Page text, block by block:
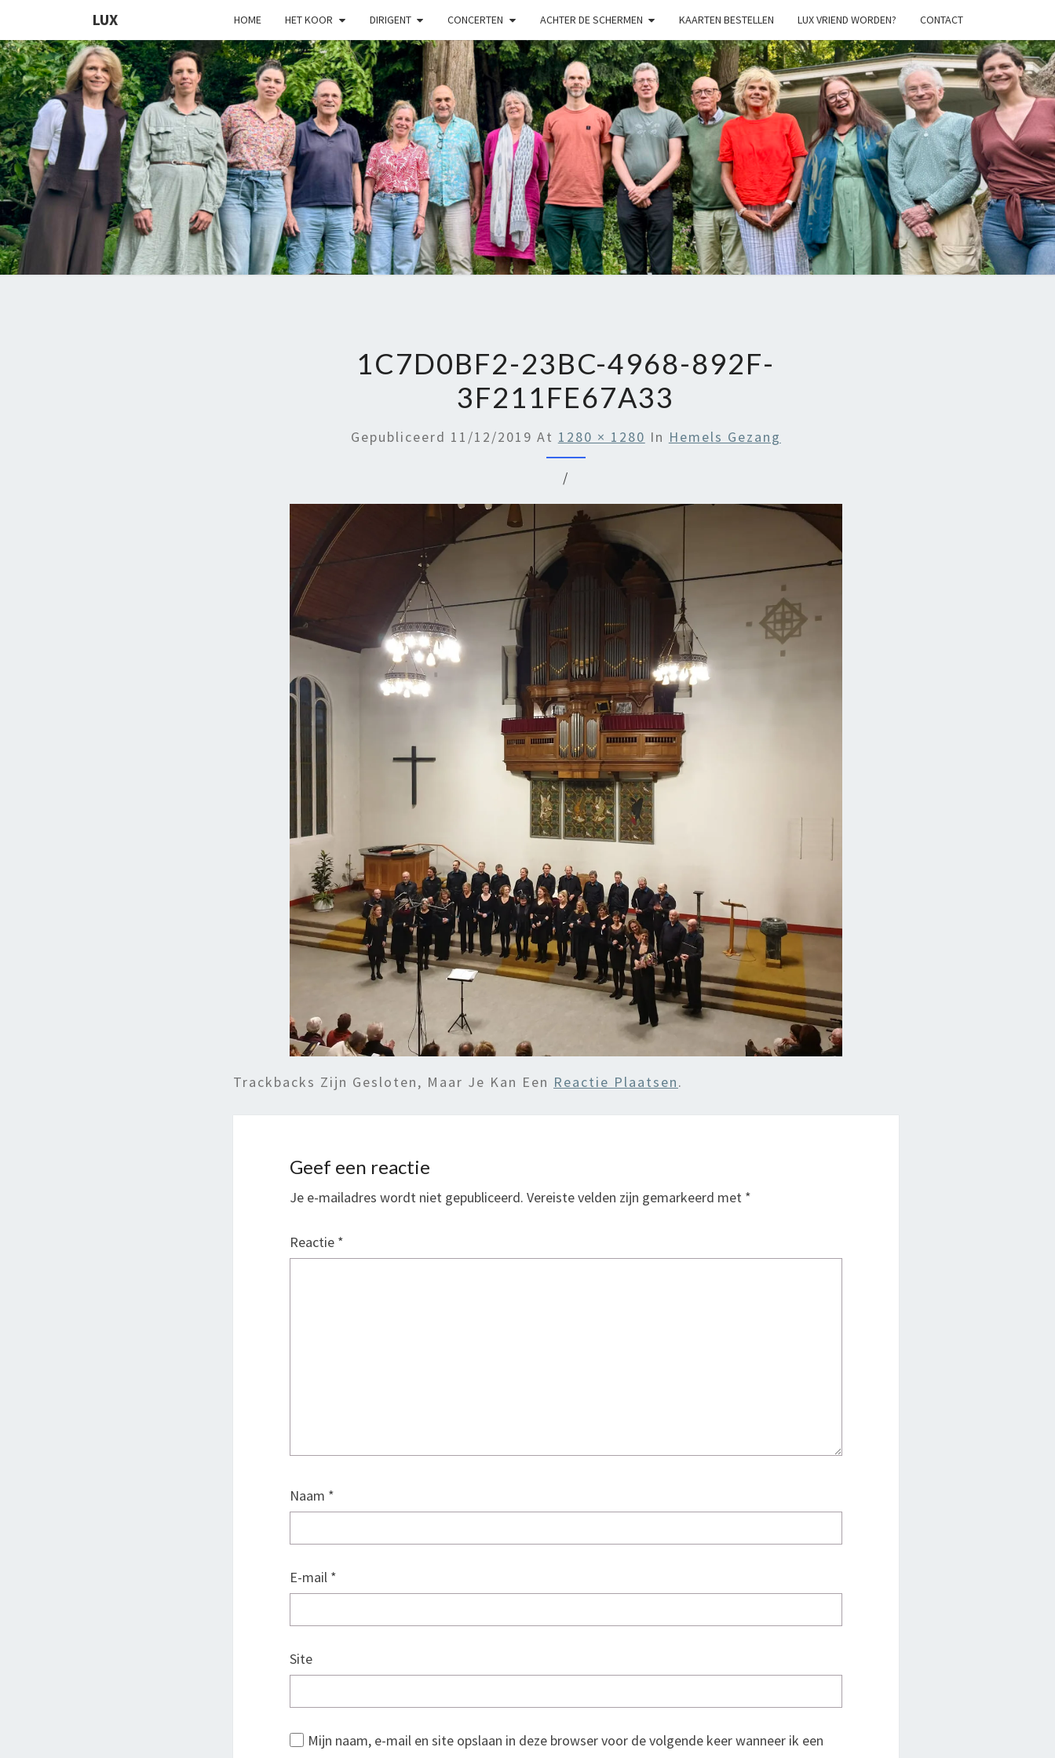
LUX HOME HET KOOR DIRIGENT CONCERTEN ACHTER DE SCHERMEN KAARTEN BESTELLEN LUX VRIEND WORDEN? CONTACT
LUX
Kamerkoor
Onder
Leiding
Van
Angeliki
Ploka
1C7D0BF2-23BC-4968-892F-
3F211FE67A33
Gepubliceerd 11/12/2019 At 1280 × 1280 In Hemels Gezang
/
Trackbacks Zijn Gesloten, Maar Je Kan Een Reactie Plaatsen.
Geef een reactie
Je e-mailadres wordt niet gepubliceerd. Vereiste velden zijn gemarkeerd met *
Reactie *
Naam *
E-mail *
Site
Mijn naam, e-mail en site opslaan in deze browser voor de volgende keer wanneer ik een